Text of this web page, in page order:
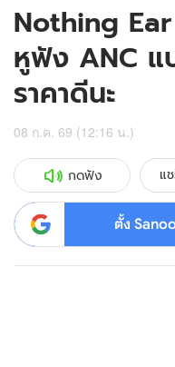
Nothing
หูฟัง ANC แ
ราคาดีนะ
08 ก.ค. 69 (12:16 น.)
กดฟัง แ
ตั้ง